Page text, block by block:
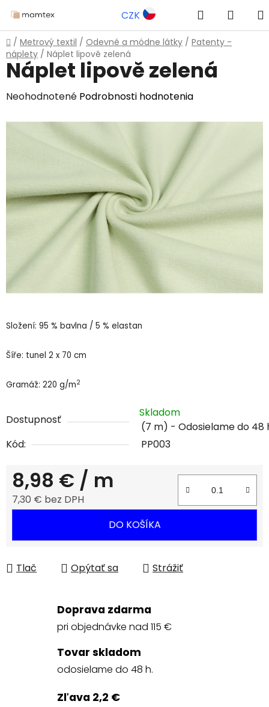
na
obsah
CZK Hľadať
KOŠÍK
Domov
/ Metrový textil / Odevné a módne látky / Patenty -
náplety / Náplet lipově zelená
Složení: 95 % bavlna / 5 % elastan
Šíře: tunel 2 x 70 cm
Gramáž: 220 g/m2
Dostupnosť
Skladom
(7 m)
Kód:
PP003
8,98 € / m
7,30 € bez DPH
DO KOŠÍKA
Tlač Opýtať sa Strážiť
Náplet lipově zelená
Priemerné
5
hviezdičiek.
Neohodnotené Podrobnosti hodnotenia
Doprava zdarma
pri objednávke nad 115 €
Tovar skladom
odosielame do 48 h.
Zľava 2,2 €